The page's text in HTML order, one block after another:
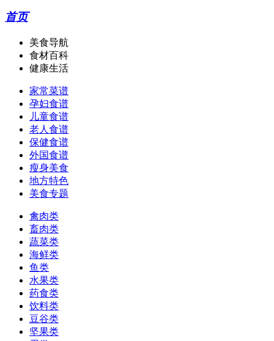
首页
美食导航
食材百科
健康生活
家常菜谱
孕妇食谱
儿童食谱
老人食谱
保健食谱
外国食谱
瘦身美食
地方特色
美食专题
禽肉类
畜肉类
蔬菜类
海鲜类
鱼类
水果类
药食类
饮料类
豆谷类
坚果类